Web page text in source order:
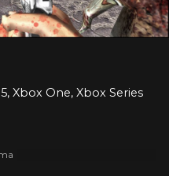
Xbox One, Xbox Series